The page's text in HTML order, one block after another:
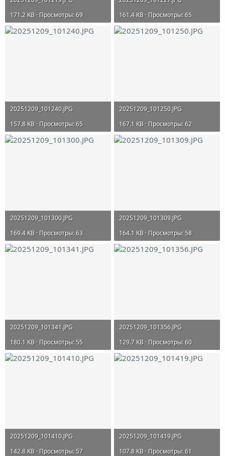
171.2 KB · Просмотры: 69
161.4 KB · Просмотры: 65
20251209_101240.JPG
157.8 KB · Просмотры: 65
20251209_101250.JPG
167.1 KB · Просмотры: 62
20251209_101300.JPG
169.4 KB · Просмотры: 63
20251209_101309.JPG
164.1 KB · Просмотры: 58
20251209_101341.JPG
180.1 KB · Просмотры: 55
20251209_101356.JPG
129.7 KB · Просмотры: 60
20251209_101410.JPG
142.8 KB · Просмотры: 57
20251209_101419.JPG
107.8 KB · Просмотры: 61